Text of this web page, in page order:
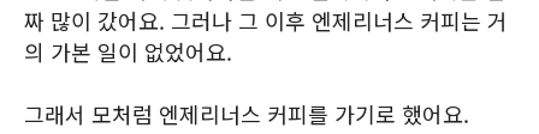
짜 많이 갔어요. 그러나 그 이후 엔제리너스 커피는 거
의 가본 일이 없었어요.
그래서 모처럼 엔제리너스 커피를 가기로 했어요.